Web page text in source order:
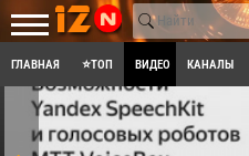
ГЛАВНАЯ ⭐ТОП ВИДЕО КАНАЛЫ